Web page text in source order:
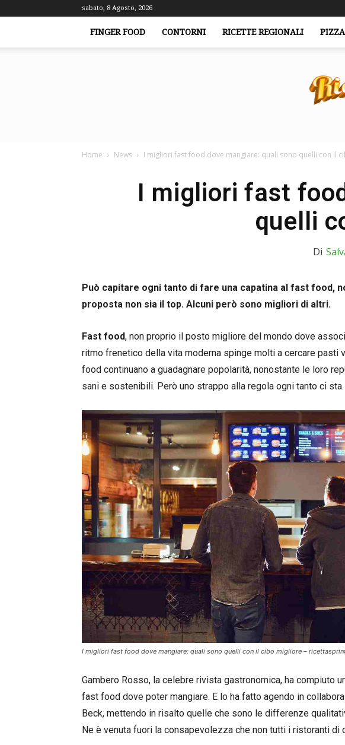
sabato, 8 Agosto, 2026
FINGER FOOD CONTORNI RICETTE REGIONALI PIZZA
Home News I migliori fast food dove mangiare: quali sono quelli con il
I migliori fast
quelli
Di
Può capitare ogni tanto di fare una capatina al fast food,
proposta non sia il top. Alcuni però sono migliori di altri.
Fast food, non proprio il posto migliore del mondo dove
ritmo frenetico della vita moderna spinge molti a cercare pasti
food continuano a guadagnare popolarità, nonostante le loro
sani e sostenibili. Però uno strappo alla regola ogni tanto ci sta.
I migliori fast food dove mangiare: quali sono quelli con il cibo migliore –
Gambero Rosso, la celebre rivista gastronomica, ha compiuto
fast food dove poter mangiare. E lo ha fatto agendo in
Beck, mettendo in risalto quelle che sono le differenze
Ne è venuta fuori la consapevolezza che non tutti i ristoranti di